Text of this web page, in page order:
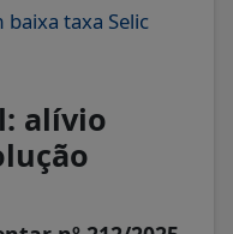
taxa Selic
alívio